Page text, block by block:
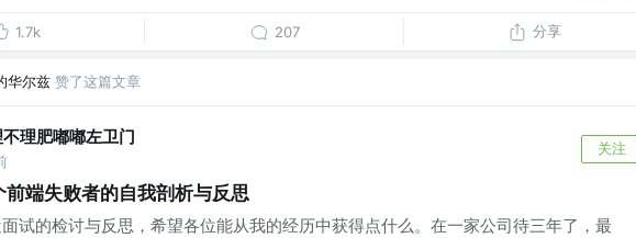
1.7k 207 分享
华尔兹 赞了这篇文章
理肥嘟嘟左卫门
关注
前端失败者的自我剖析与反思
试的检讨与反思，希望各位能从我的经历中获得点什么。在一家公司待三年了，最